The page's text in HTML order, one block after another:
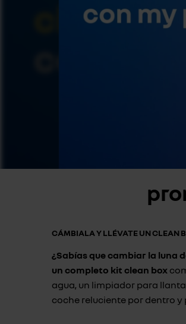
CÁMBIALA Y LLÉVATE UN CLEAN
¿Sabías que cambiar la luna
un completo kit clean box
agua, un limpiador para
coche reluciente por dentro y